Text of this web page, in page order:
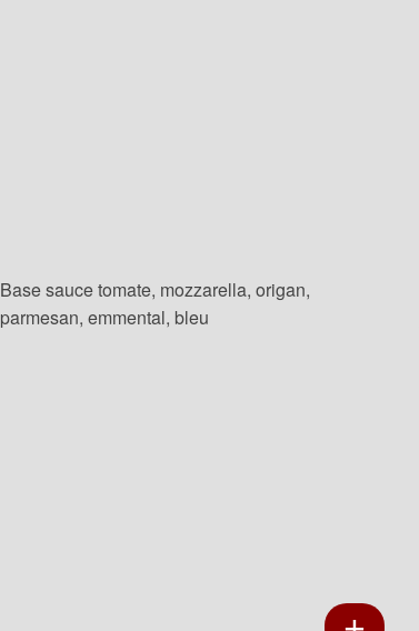
Base sauce tomate, mozzarella, origan,
parmesan, emmental, bleu